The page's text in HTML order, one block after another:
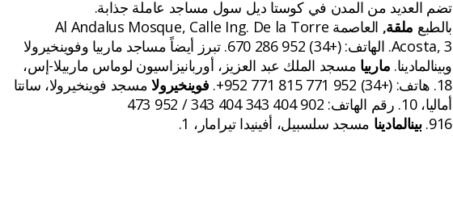
تضم العديد من المدن في كوستا ديل سول مساجد عاملة جذابة.
بالطبع ملقة,
العاصمة Al Andalus Mosque, Calle Ing. De la Torre
Acosta, 3. الهاتف: (+34) 952 286 670. تبرز أيضاً مساجد ماربيا وفوينخيرولا
وبينالمادينا. ماربيا مسجد الملك عبد العزيز، أوربانيزاسيون لوماس ماربيلا-إس،
18. هاتف: (+34) 952 771 815 771 952+.
فوينخيرولا مسجد فوينخيرولا، سانتا
أماليا، 10. رقم الهاتف: 902 404 343 404 343 / 952 473
916. بينالمادينا مسجد سلسبيل، أفينيدا تيرامار، 1.